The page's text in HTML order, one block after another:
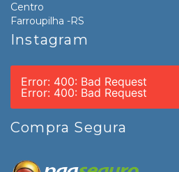
Centro
Farroupilha -RS
Instagram
Error: 400: Bad Request
Error: 400: Bad Request
Compra Segura